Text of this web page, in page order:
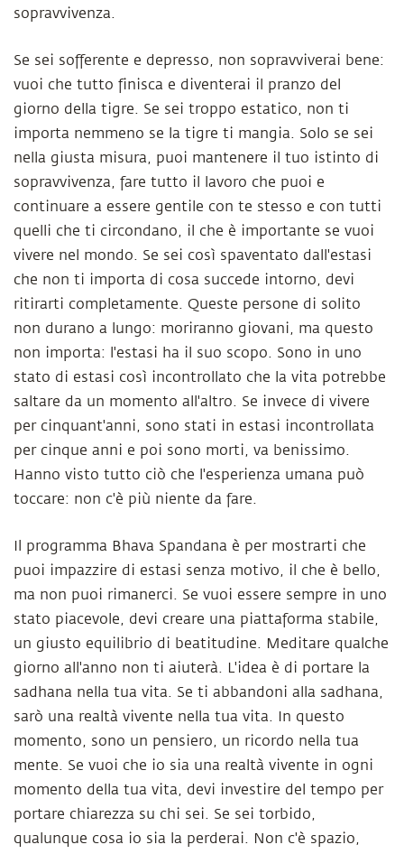
sopravvivenza.
Se sei sofferente e depresso, non sopravviverai bene:
vuoi che tutto finisca e diventerai il ​​pranzo del
giorno della tigre. Se sei troppo estatico, non ti
importa nemmeno se la tigre ti mangia. Solo se sei
nella giusta misura, puoi mantenere il tuo istinto di
sopravvivenza, fare tutto il lavoro che puoi e
continuare a essere gentile con te stesso e con tutti
quelli che ti circondano, il che è importante se vuoi
vivere nel mondo. Se sei così spaventato dall'estasi
che non ti importa di cosa succede intorno, devi
ritirarti completamente. Queste persone di solito
non durano a lungo: moriranno giovani, ma questo
non importa: l'estasi ha il suo scopo. Sono in uno
stato di estasi così incontrollato che la vita potrebbe
saltare da un momento all'altro. Se invece di vivere
per cinquant'anni, sono stati in estasi incontrollata
per cinque anni e poi sono morti, va benissimo.
Hanno visto tutto ciò che l'esperienza umana può
toccare: non c'è più niente da fare.
Il programma Bhava Spandana è per mostrarti che
puoi impazzire di estasi senza motivo, il che è bello,
ma non puoi rimanerci. Se vuoi essere sempre in uno
stato piacevole, devi creare una piattaforma stabile,
un giusto equilibrio di beatitudine. Meditare qualche
giorno all'anno non ti aiuterà. L'idea è di portare la
sadhana nella tua vita. Se ti abbandoni alla sadhana,
sarò una realtà vivente nella tua vita. In questo
momento, sono un pensiero, un ricordo nella tua
mente. Se vuoi che io sia una realtà vivente in ogni
momento della tua vita, devi investire del tempo per
portare chiarezza su chi sei. Se sei torbido,
qualunque cosa io sia la perderai. Non c'è spazio,